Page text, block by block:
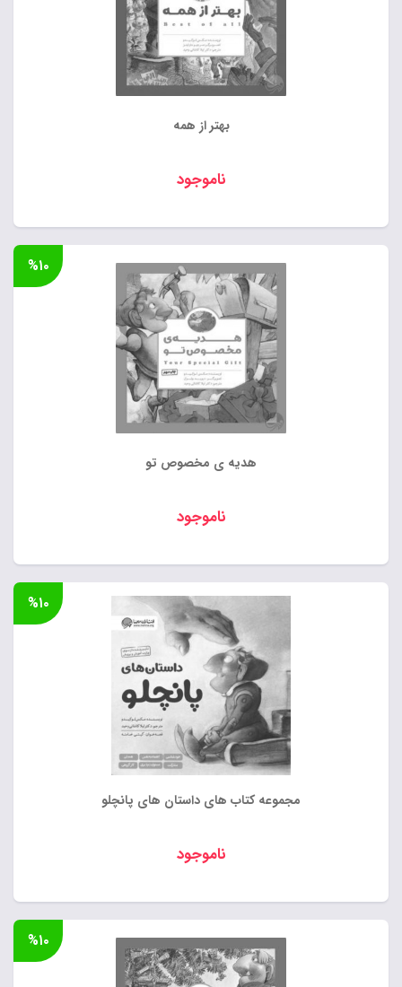
بهتر از همه
ناموجود
هدیه ی مخصوص تو
ناموجود
%۱۰
مجموعه کتاب های داستان های پانچلو
ناموجود
%۱۰
%۱۰